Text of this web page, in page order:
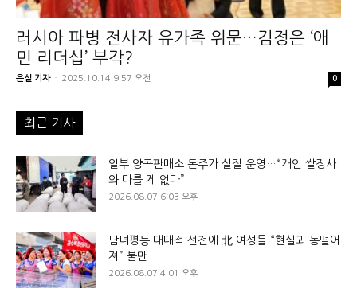
러시아 파병 전사자 유가족 위문…김정은 ‘애
민 리더십’ 부각?
은설 기자 - 2025.10.14 9:57 오전 0
최근 기사
일부 양곡판매소 돈주가 실질 운영…“개인 쌀장사
와 다를 게 없다”
2026.08.07 6:03 오후
남녀평등 대대적 선전에 北 여성들 “현실과 동떨어
져” 불만
2026.08.07 4:01 오후